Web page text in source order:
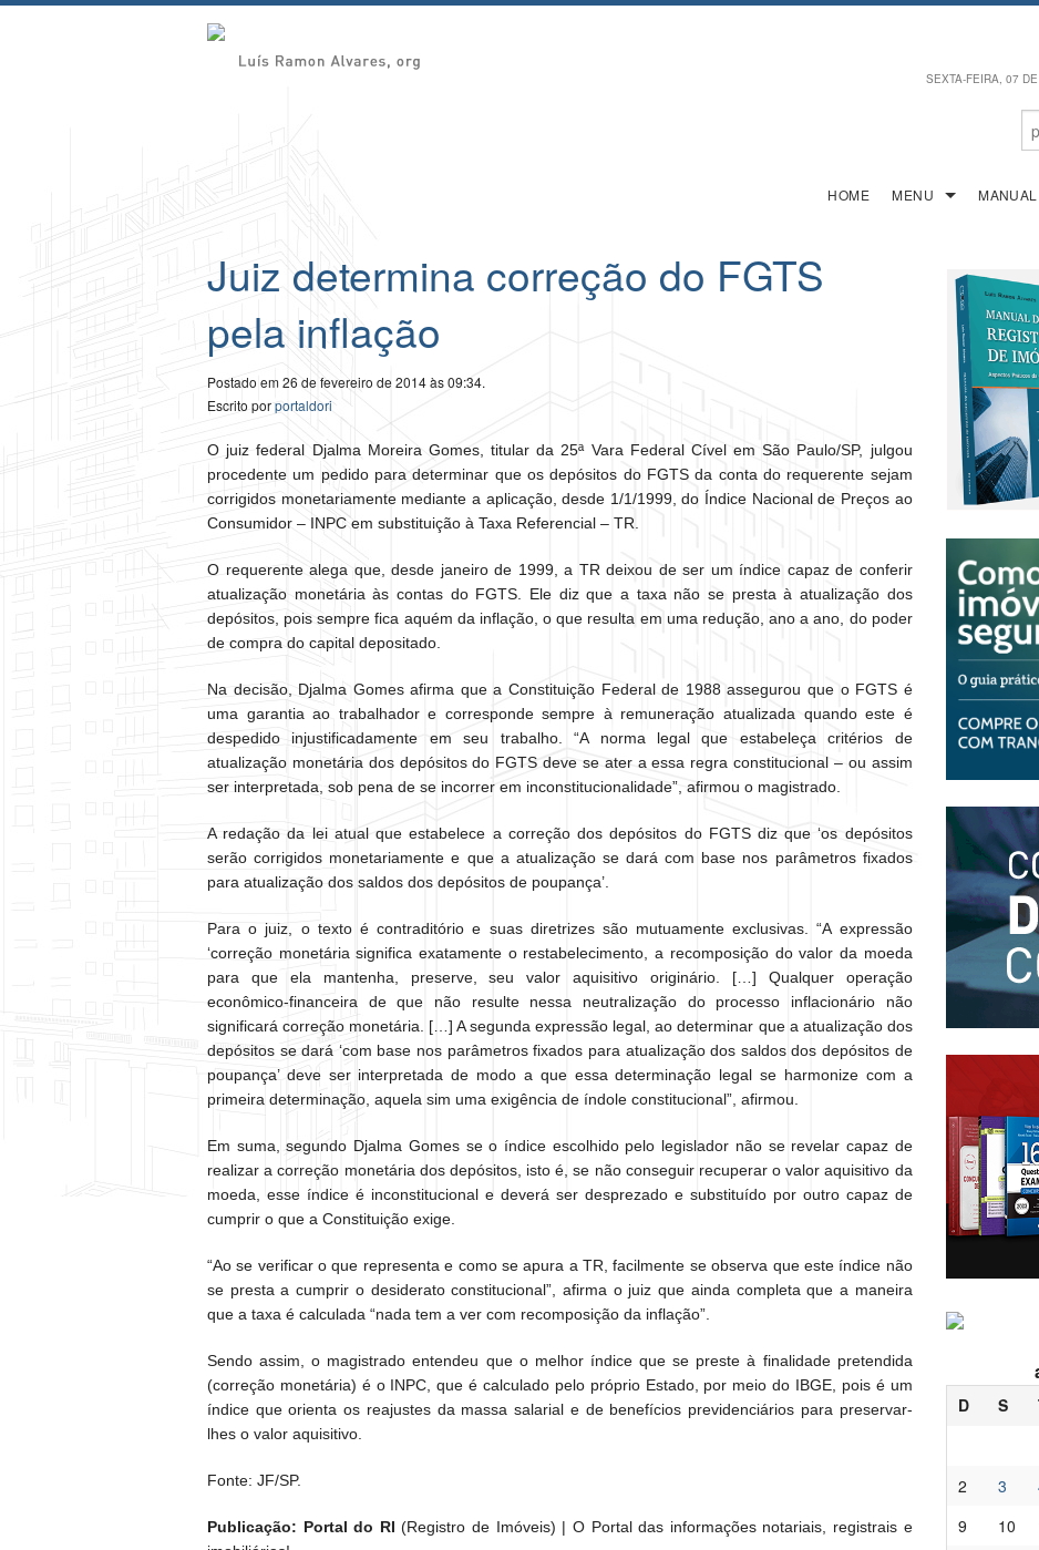
SEXTA-FEIRA, 07
HOME MENU
Juiz determina correção do FGTS
pela inflação
Postado em 26 de fevereiro de 2014 às 09:34.
Escrito porportaldori
O juiz federal Djalma Moreira Gomes, titular da 25ª Vara Federal Cível em São Paulo/SP, julgou
procedente um pedido para determinar que os depósitos do FGTS da conta do requerente sejam
corrigidos monetariamente mediante a aplicação, desde 1/1/1999, do Índice Nacional de Preços ao
Consumidor – INPC em substituição à Taxa Referencial – TR.
O requerente alega que, desde janeiro de 1999, a TR deixou de ser um índice capaz de conferir
atualização monetária às contas do FGTS. Ele diz que a taxa não se presta à atualização dos
depósitos, pois sempre fica aquém da inflação, o que resulta em uma redução, ano a ano, do poder
de compra do capital depositado.
Na decisão, Djalma Gomes afirma que a Constituição Federal de 1988 assegurou que o FGTS é
uma garantia ao trabalhador e corresponde sempre à remuneração atualizada quando este é
despedido injustificadamente em seu trabalho. “A norma legal que estabeleça critérios de
atualização monetária dos depósitos do FGTS deve se ater a essa regra constitucional – ou assim
ser interpretada, sob pena de se incorrer em inconstitucionalidade”, afirmou o magistrado.
A redação da lei atual que estabelece a correção dos depósitos do FGTS diz que ‘os depósitos
serão corrigidos monetariamente e que a atualização se dará com base nos parâmetros fixados
para atualização dos saldos dos depósitos de poupança’.
Para o juiz, o texto é contraditório e suas diretrizes são mutuamente exclusivas. “A expressão
‘correção monetária significa exatamente o restabelecimento, a recomposição do valor da moeda
para que ela mantenha, preserve, seu valor aquisitivo originário. […] Qualquer operação
econômico-financeira de que não resulte nessa neutralização do processo inflacionário não
significará correção monetária. […] A segunda expressão legal, ao determinar que a atualização dos
depósitos se dará ‘com base nos parâmetros fixados para atualização dos saldos dos depósitos de
poupança’ deve ser interpretada de modo a que essa determinação legal se harmonize com a
primeira determinação, aquela sim uma exigência de índole constitucional”, afirmou.
Em suma, segundo Djalma Gomes se o índice escolhido pelo legislador não se revelar capaz de
realizar a correção monetária dos depósitos, isto é, se não conseguir recuperar o valor aquisitivo da
moeda, esse índice é inconstitucional e deverá ser desprezado e substituído por outro capaz de
cumprir o que a Constituição exige.
“Ao se verificar o que representa e como se apura a TR, facilmente se observa que este índice não
se presta a cumprir o desiderato constitucional”, afirma o juiz que ainda completa que a maneira
que a taxa é calculada “nada tem a ver com recomposição da inflação”.
Sendo assim, o magistrado entendeu que o melhor índice que se preste à finalidade pretendida
(correção monetária) é o INPC, que é calculado pelo próprio Estado, por meio do IBGE, pois é um
índice que orienta os reajustes da massa salarial e de benefícios previdenciários para preservar-
lhes o valor aquisitivo.
Fonte: JF/SP.
Publicação: Portal do RI (Registro de Imóveis) | O Portal das informações notariais, registrais e
D S
2
3
9
10